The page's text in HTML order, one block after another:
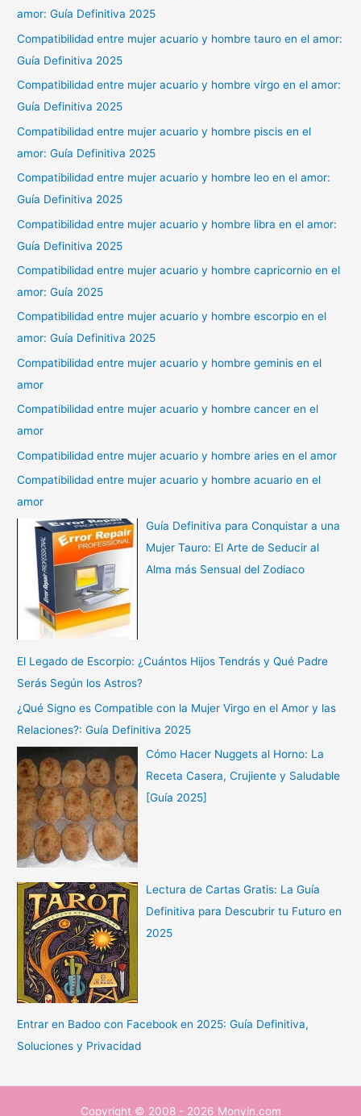
amor: Guía Definitiva 2025
Compatibilidad entre mujer acuario y hombre tauro en el amor:
Guía Definitiva 2025
Compatibilidad entre mujer acuario y hombre virgo en el amor:
Guía Definitiva 2025
Compatibilidad entre mujer acuario y hombre piscis en el
amor: Guía Definitiva 2025
Compatibilidad entre mujer acuario y hombre leo en el amor:
Guía Definitiva 2025
Compatibilidad entre mujer acuario y hombre libra en el amor:
Guía Definitiva 2025
Compatibilidad entre mujer acuario y hombre capricornio en el
amor: Guía 2025
Compatibilidad entre mujer acuario y hombre escorpio en el
amor: Guía Definitiva 2025
Compatibilidad entre mujer acuario y hombre geminis en el
amor
Compatibilidad entre mujer acuario y hombre cancer en el
amor
Compatibilidad entre mujer acuario y hombre aries en el amor
Compatibilidad entre mujer acuario y hombre acuario en el
amor
Guía Definitiva para Conquistar a una
Mujer Tauro: El Arte de Seducir al
Alma más Sensual del Zodiaco
El Legado de Escorpio: ¿Cuántos Hijos Tendrás y Qué Padre
Serás Según los Astros?
¿Qué Signo es Compatible con la Mujer Virgo en el Amor y las
Relaciones?: Guía Definitiva 2025
Cómo Hacer Nuggets al Horno: La
Receta Casera, Crujiente y Saludable
[Guía 2025]
Lectura de Cartas Gratis: La Guía
Definitiva para Descubrir tu Futuro en
2025
Entrar en Badoo con Facebook en 2025: Guía Definitiva,
Soluciones y Privacidad
Copyright © 2008 - 2026 Monyin.com